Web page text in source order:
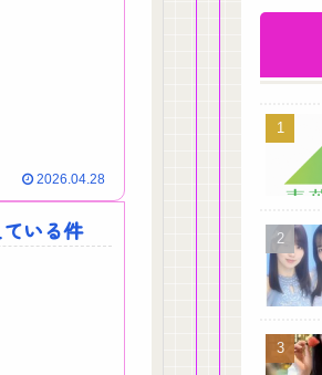
2026.04.28
いる件